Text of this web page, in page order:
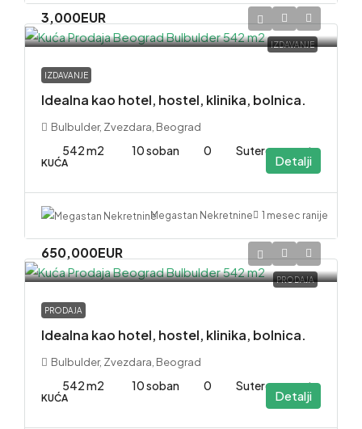
IZDAVANJE
3,000EUR
IZDAVANJE
Idealna kao hotel, hostel, klinika, bolnica.
Bulbulder, Zvezdara, Beograd
542 m2 10 soban 0 Suteren. sprat
KUĆA Detalji
Megastan Nekretnine 1 mesec ranije
PRODAJA
650,000EUR
PRODAJA
Idealna kao hotel, hostel, klinika, bolnica.
Bulbulder, Zvezdara, Beograd
542 m2 10 soban 0 Suteren. sprat
KUĆA Detalji